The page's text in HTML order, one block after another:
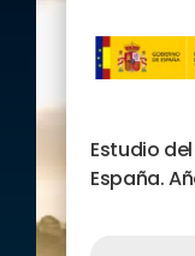
primera,
la
Estudio
España.